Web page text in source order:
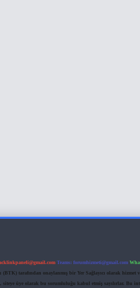
Teams: forumhizmeti@gmail.com
tarafından onaylanmış bir Yer Sağlayıcı olarak
üye olarak bu sorumluluğu kabul etmiş sayılırlar. Bu